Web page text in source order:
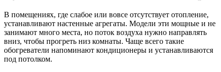
В помещениях, где слабое или вовсе отсутствует отопление,
устанавливают настенные агрегаты. Модели эти мощные и не
занимают много места, но поток воздуха нужно направлять
вниз, чтобы прогреть низ комнаты. Чаще всего такие
обогреватели напоминают кондиционеры и устанавливаются
под потолком.